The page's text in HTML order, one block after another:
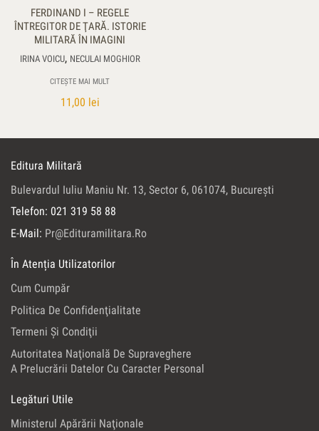
FERDINAND I – REGELE
ÎNTREGITOR DE ŢARĂ. ISTORIE
MILITARĂ ÎN IMAGINI
IRINA VOICU, NECULAI MOGHIOR
CITEȘTE MAI MULT
11,00 lei
Editura Militară
Bulevardul Iuliu Maniu Nr. 13, Sector 6, 061074, Bucureşti
Telefon: 021 319 58 88
E-Mail: Pr@edituramilitara.ro
În Atenția Utilizatorilor
Cum Cumpăr
Politica De Confidenţialitate
Termeni Şi Condiţii
Autoritatea Naţională De Supraveghere
A Prelucrării Datelor Cu Caracter Personal
Legături Utile
Ministerul Apărării Naţionale